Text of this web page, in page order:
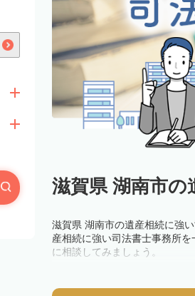
滋賀県 湖南市の
滋賀県 湖南市の遺産相続に強
産相続に強い司法書士事務所
に相談してみましょう。